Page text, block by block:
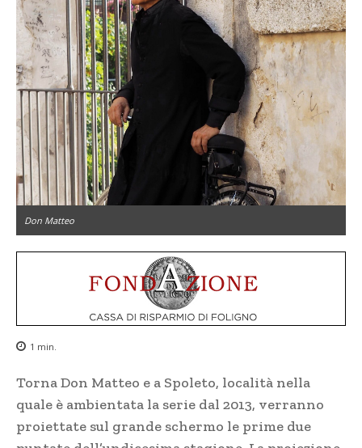
Don Matteo
1 min.
Torna Don Matteo e a Spoleto, località nella
quale è ambientata la serie dal 2013, verranno
proiettate sul grande schermo le prime due